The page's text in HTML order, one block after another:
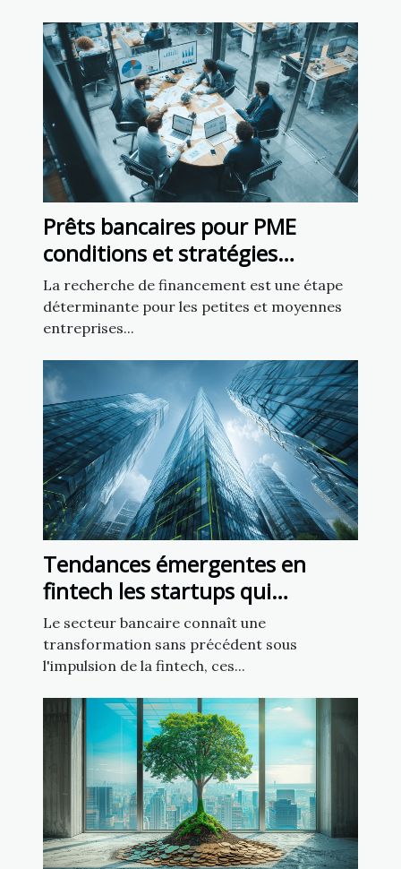
Prêts bancaires pour PME
conditions et stratégies
d'approbation
La recherche de financement est une étape
déterminante pour les petites et moyennes
entreprises...
Tendances émergentes en
fintech les startups qui
révolutionnent le secteur
bancaire
Le secteur bancaire connaît une
transformation sans précédent sous
l'impulsion de la fintech, ces...